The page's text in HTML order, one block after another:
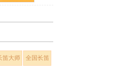
笛大师 全国长笛